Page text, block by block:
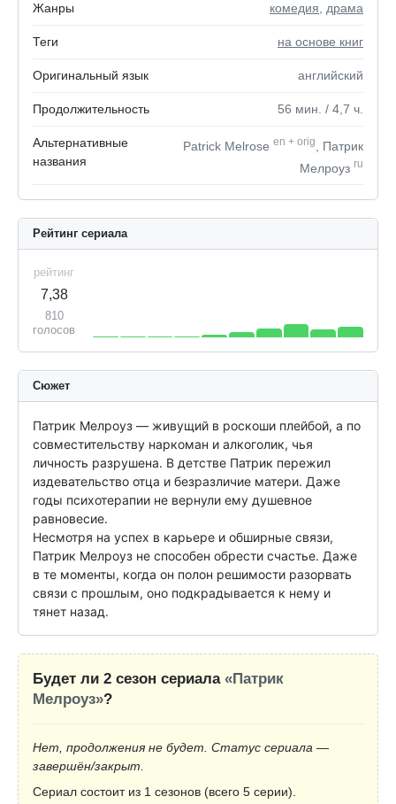
Жанры комедия драма
Теги на основе книг
Оригинальный язык английский
Продолжительность 56 мин. / 4,7 ч.
Альтернативные
названия
Patrick Melrose en + orig
, Патрик
Мелроуз ru
Рейтинг сериала
рейтинг
7,38
810
голосов
Сюжет
Патрик Мелроуз — живущий в роскоши плейбой, а по
совместительству наркоман и алкоголик, чья
личность разрушена. В детстве Патрик пережил
издевательство отца и безразличие матери. Даже
годы психотерапии не вернули ему душевное
равновесие.
Несмотря на успех в карьере и обширные связи,
Патрик Мелроуз не способен обрести счастье. Даже
в те моменты, когда он полон решимости разорвать
связи с прошлым, оно подкрадывается к нему и
тянет назад.
Будет ли 2 сезон сериала «Патрик
Мелроуз»?
Нет, продолжения не будет. Статус сериала —
завершён/закрыт.
Сериал состоит из 1 сезонов (всего 5 серии).